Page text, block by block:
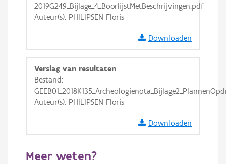
2019G249_Bijlage_4_BoorlijstMetBeschrijvingen.pdf
Auteur(s): PHILIPSEN Floris
Downloaden
Verslag van resultaten
Bestand:
Auteur(s): PHILIPSEN Floris
Downloaden
Meer weten?